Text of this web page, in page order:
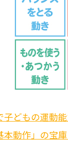
子どもの運動
本動作」の宝